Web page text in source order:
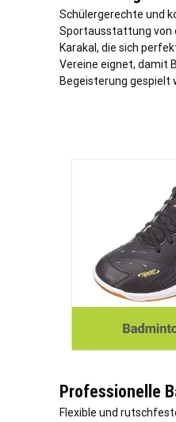
Schülergerechte und
Sportausstattung von
Karakal, die sich
Vereine eignet, damit
Begeisterung gespielt
Professionelle
Flexible und